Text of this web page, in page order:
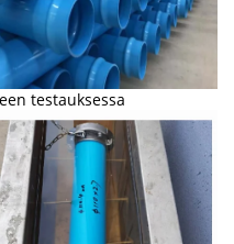
testauksessa